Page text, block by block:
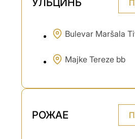
Bulevar Maršala
Majke Tereze bb
РОЖАЕ